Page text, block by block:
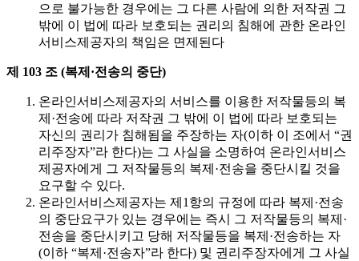
으로 불가능한 경우에는 그 다른 사람에 의한 저작권 그
밖에 이 법에 따라 보호되는 권리의 침해에 관한 온라인
서비스제공자의 책임은 면제된다
제 103 조 (복제·전송의 중단)
온라인서비스제공자의 서비스를 이용한 저작물등의 복
제·전송에 따라 저작권 그 밖에 이 법에 따라 보호되는
자신의 권리가 침해됨을 주장하는 자(이하 이 조에서 “권
리주장자”라 한다)는 그 사실을 소명하여 온라인서비스
제공자에게 그 저작물등의 복제·전송을 중단시킬 것을
요구할 수 있다.
온라인서비스제공자는 제1항의 규정에 따라 복제·전송
의 중단요구가 있는 경우에는 즉시 그 저작물등의 복제·
전송을 중단시키고 당해 저작물등을 복제·전송하는 자
(이하 “복제·전송자”라 한다) 및 권리주장자에게 그 사실